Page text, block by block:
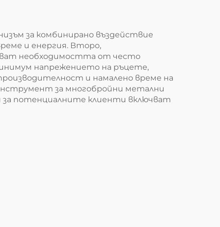
за комбинирано въздействие
и енергия. Второ,
необходимостта от често
напрежението на ръцете,
и намалено време на
за многобройни метални
за потенциалните клиенти включват